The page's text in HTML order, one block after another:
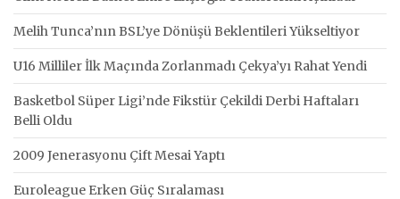
Melih Tunca’nın BSL’ye Dönüşü Beklentileri Yükseltiyor
U16 Milliler İlk Maçında Zorlanmadı Çekya’yı Rahat Yendi
Basketbol Süper Ligi’nde Fikstür Çekildi Derbi Haftaları
Belli Oldu
2009 Jenerasyonu Çift Mesai Yaptı
Euroleague Erken Güç Sıralaması